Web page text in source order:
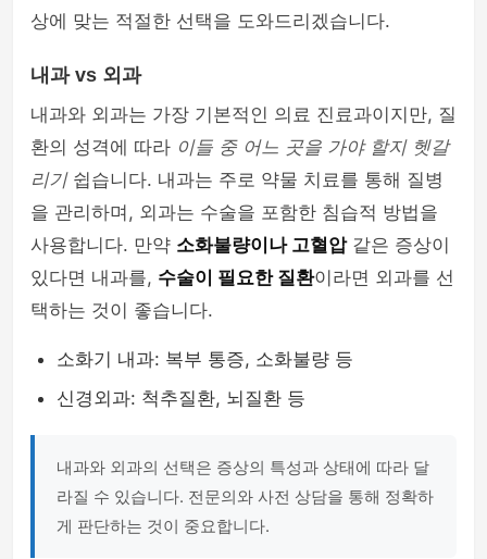
상에 맞는 적절한 선택을 도와드리겠습니다.
내과 vs 외과
내과와 외과는 가장 기본적인 의료 진료과이지만, 질
환의 성격에 따라 이들 중 어느 곳을 가야 할지 헷갈
리기쉽습니다. 내과는 주로 약물 치료를 통해 질병
을 관리하며, 외과는 수술을 포함한 침습적 방법을
사용합니다. 만약 소화불량이나 고혈압같은 증상이
있다면 내과를, 수술이 필요한 질환이라면 외과를 선
택하는 것이 좋습니다.
소화기 내과: 복부 통증, 소화불량 등
신경외과: 척추질환, 뇌질환 등
내과와 외과의 선택은 증상의 특성과 상태에 따라 달
라질 수 있습니다. 전문의와 사전 상담을 통해 정확하
게 판단하는 것이 중요합니다.